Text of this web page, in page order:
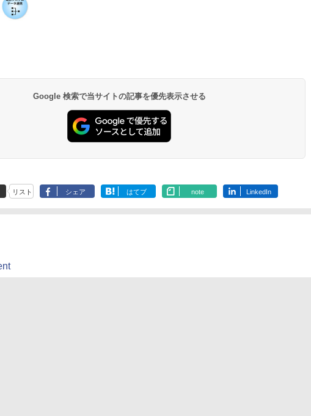
Google 検索で当サイトの記事を優先表示させる
リスト シェア はてブ note LinkedIn